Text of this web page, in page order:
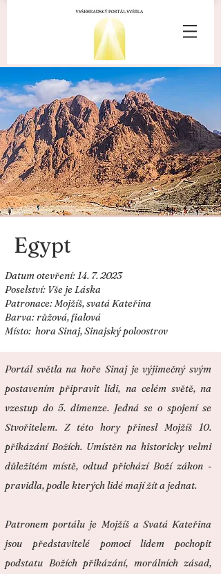
Egypt
Datum otevření:14. 7. 2023
Poselství: Vše je Láska
Patronace: Mojžíš, svatá Kateřina
Barva: růžová, fialová
Místo: hora Sinaj, Sinajský poloostrov
Portál světla na hoře Sinaj je výjimečný svým
postavením připravit lidi, na celém světě, na
vzestup do 5. dimenze. Jedná se o spojení se
Stvořitelem. Z této hory přinesl Mojžíš 10.
přikázání Božích. Umístěn na historicky velmi
důležitém místě, odtud přichází Boží zákon -
pravidla, podle kterých lidé mají žít a jednat.
Patronem portálu je Mojžíš a Svatá Kateřina
jsou představitelé pomoci lidem pochopit
podstatu Božích přikázání, morálních zásad,